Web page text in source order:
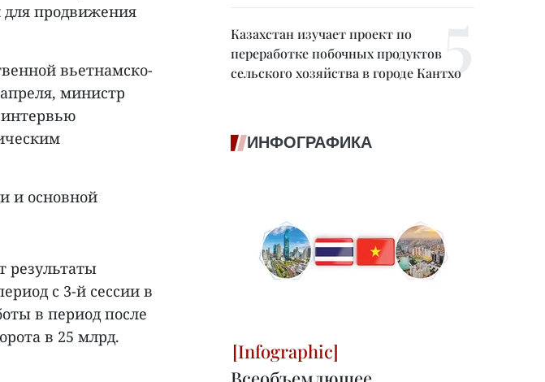
продвижения
вьетнамско-
министр
и основной
результаты
с 3-й сессии в
в период после
в 25 млрд.
Казахстан изучает проект по
переработке побочных продуктов
сельского хозяйства в городе Кантхо
ИНФОГРАФИКА